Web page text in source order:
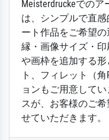
Meisterdruckeでの
は、シンプルで直
ート作品をご希望
縁・画像サイズ・
や画枠を追加する
ト、フィレット（
ョンもご用意して
スが、お客様のご
せていただきます。